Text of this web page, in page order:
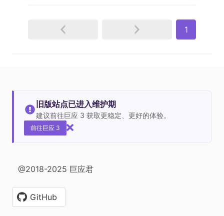
1
旧版站点已进入维护期
建议前往巨应 3 获取更稳定、更好的体验。
前往巨应 3
@2018-2025 巨应君
GitHub